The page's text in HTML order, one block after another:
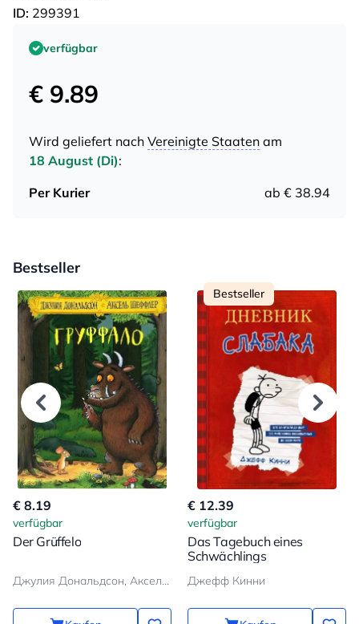
ID: 299391
verfügbar
€ 9.89
Wird geliefert nach Vereinigte Staaten am
18 August (Di):
Per Kurier
ab € 38.94
Bestseller
€ 8.19
verfügbar
Der Grüffelo
Джулия Дональдсон, Аксель Шеффлер
Bestseller
€ 12.39
verfügbar
Das Tagebuch eines
Schwächlings
Джефф Кинни